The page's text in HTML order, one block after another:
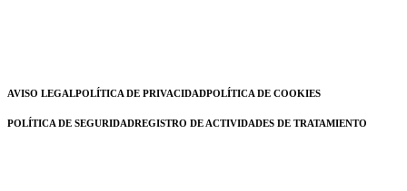
AVISO LEGALPOLÍTICA DE PRIVACIDADPOLÍTICA DE COOKIES
POLÍTICA DE SEGURIDADREGISTRO DE ACTIVIDADES DE TRATAMIENTO